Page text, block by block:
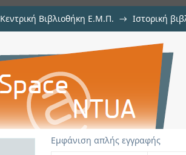
Κεντρική Βιβλιοθήκη Ε.Μ.Π. → Ιστορική
Εμφάνιση απλής εγγραφής